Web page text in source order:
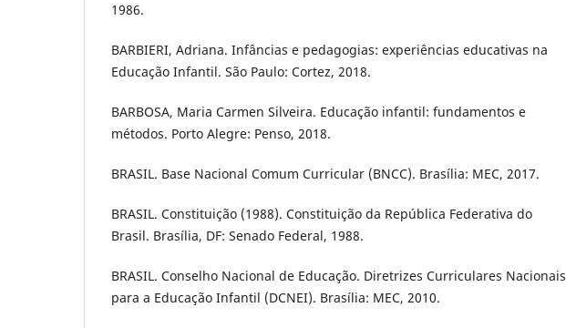
1986.
BARBIERI, Adriana. Infâncias e pedagogias: experiências educativas na
Educação Infantil. São Paulo: Cortez, 2018.
BARBOSA, Maria Carmen Silveira. Educação infantil: fundamentos e
métodos. Porto Alegre: Penso, 2018.
BRASIL. Base Nacional Comum Curricular (BNCC). Brasília: MEC, 2017.
BRASIL. Constituição (1988). Constituição da República Federativa do
Brasil. Brasília, DF: Senado Federal, 1988.
BRASIL. Conselho Nacional de Educação. Diretrizes Curriculares Nacionais
para a Educação Infantil (DCNEI). Brasília: MEC, 2010.